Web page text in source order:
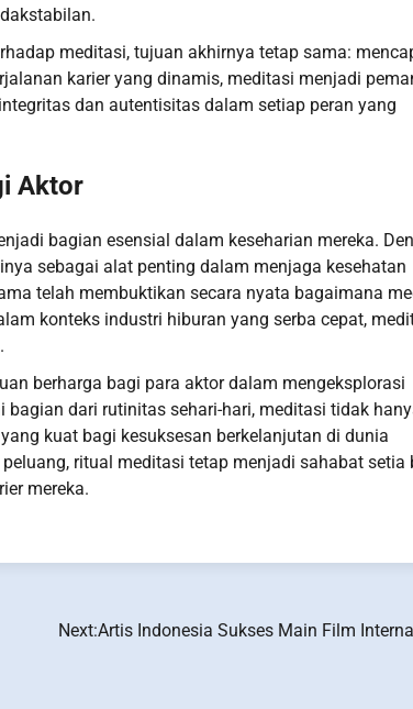
meditasi, tujuan akhirnya tetap sama:
karier yang dinamis, meditasi menjadi
dan autentisitas dalam setiap peran yang
Aktor
bagian esensial dalam keseharian mereka.
sebagai alat penting dalam menjaga kesehatan
telah membuktikan secara nyata bagaimana
konteks industri hiburan yang serba cepat,
berharga bagi para aktor dalam mengeksplorasi
dari rutinitas sehari-hari, meditasi tidak
kuat bagi kesuksesan berkelanjutan di dunia
ritual meditasi tetap menjadi sahabat setia
mereka.
Next:Artis Indonesia Sukses Main Film